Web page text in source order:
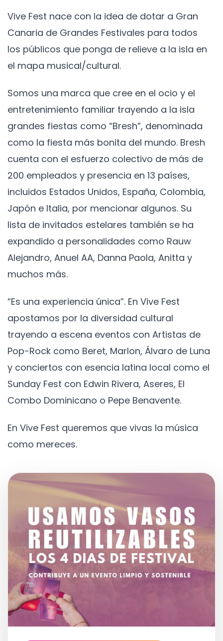
Vive Fest nace con la idea de dotar a Gran
Canaria de Grandes Festivales para todos
los públicos que ponga de relieve a la isla en
el mapa musical/cultural.
Somos una marca que cree en el ocio y el
entretenimiento familiar trayendo a la isla
grandes fiestas como “Bresh”, denominada
como la fiesta más bonita del mundo. Bresh
cuenta con el esfuerzo colectivo de más de
200 empleados y presencia en 13 países,
incluidos Estados Unidos, España, Colombia,
Japón e Italia, por mencionar algunos. Su
lista de invitados estelares también se ha
expandido a personalidades como Rauw
Alejandro, Anuel AA, Danna Paola, Anitta y
muchos más.
“Es una experiencia única”. En Vive Fest
apostamos por la diversidad cultural
trayendo a escena eventos con Artistas de
Pop-Rock como Beret, Marlon, Álvaro de Luna
y conciertos con esencia latina local como el
Sunday Fest con Edwin Rivera, Aseres, El
Combo Dominicano o Pepe Benavente.
En Vive Fest queremos que vivas la música
como mereces.